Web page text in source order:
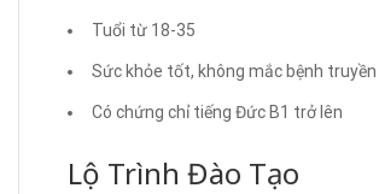
Tuổi từ 18-35
Sức khỏe tốt, không mắc bệnh truyền
Có chứng chỉ tiếng Đức B1 trở lên
Lộ Trình Đào Tạo